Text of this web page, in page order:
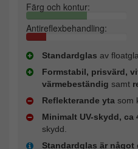
Färg och kontur:
Antireflexbehandling:
Standardglas av
Formstabil, prisvärd,
värmebeständig samt
Reflekterande yta som
Minimalt UV-skydd, ca
skydd.
Standardglas är något